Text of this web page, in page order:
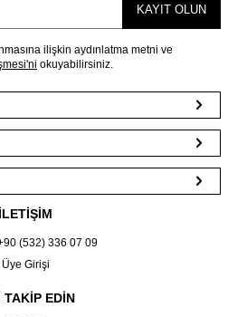
KAYIT OLUN
ilişkin aydınlatma metni ve
okuyabilirsiniz.
İLETİŞİM
(532) 336 07 09
Üye Girişi
TAKİP EDİN